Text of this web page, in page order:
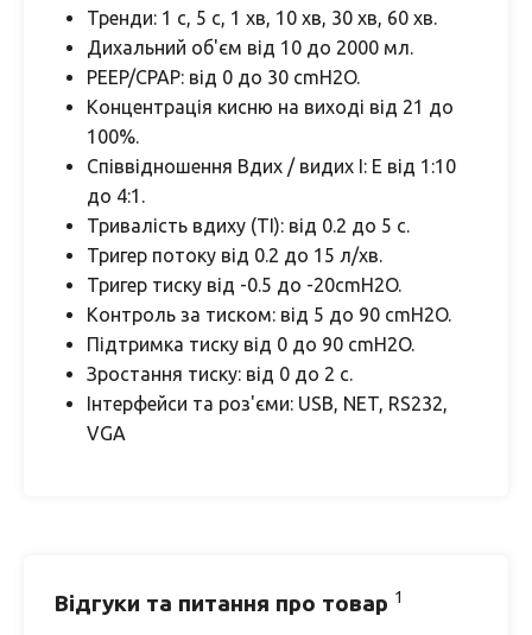
Тренди: 1 с, 5 с, 1 хв, 10 хв, 30 хв, 60 хв.
Дихальний об'єм від 10 до 2000 мл.
PEEP/CPAP: від 0 до 30 cmH2O.
Концентрація кисню на виході від 21 до
100%.
Співвідношення Вдих / видих I: E від 1:10
до 4:1.
Тривалість вдиху (ТІ): від 0.2 до 5 с.
Тригер потоку від 0.2 до 15 л/хв.
Тригер тиску від -0.5 до -20cmH2O.
Контроль за тиском: від 5 до 90 cmH2O.
Підтримка тиску від 0 до 90 cmH2O.
Зростання тиску: від 0 до 2 с.
Інтерфейси та роз'єми: USB, NET, RS232,
VGA
Відгуки та питання про товар 1